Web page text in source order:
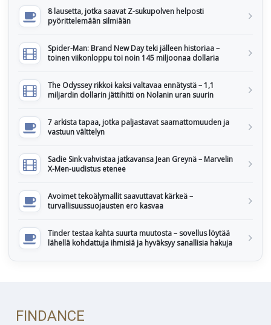
8 lausetta, jotka saavat Z-sukupolven helposti
pyörittelemään silmiään
Spider-Man: Brand New Day teki jälleen historiaa –
toinen viikonloppu toi noin 145 miljoonaa dollaria
The Odyssey rikkoi kaksi valtavaa ennätystä – 1,1
miljardin dollarin jättihitti on Nolanin uran suurin
7 arkista tapaa, jotka paljastavat saamattomuuden ja
vastuun välttelyn
Sadie Sink vahvistaa jatkavansa Jean Greynä – Marvelin
X-Men-uudistus etenee
Avoimet tekoälymallit saavuttavat kärkeä –
turvallisuussuojausten ero kasvaa
Tinder testaa kahta suurta muutosta – sovellus löytää
lähellä kohdattuja ihmisiä ja hyväksyy sanallisia hakuja
FINDANCE